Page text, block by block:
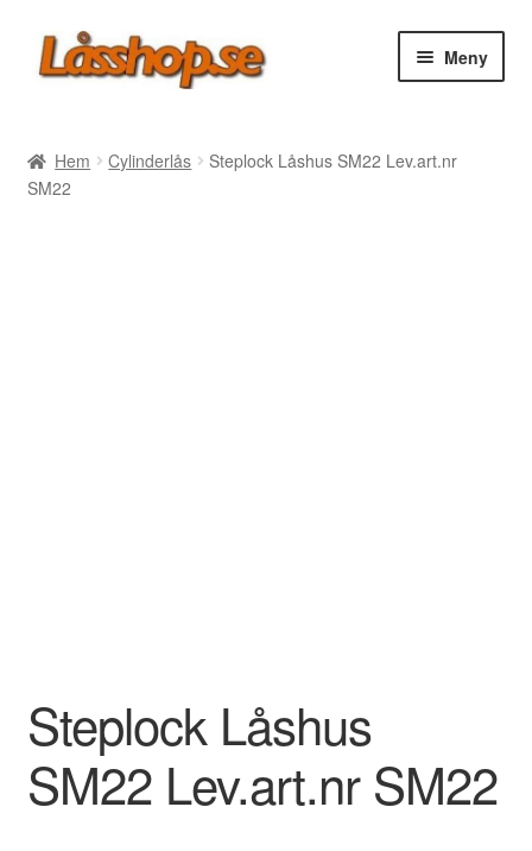
Hoppa
till
Hoppa
till
Meny
Rea
Hem Cylinderlås
Steplock Låshus SM22 Lev.art.nr
SM22
Steplock Låshus
SM22 Lev.art.nr SM22